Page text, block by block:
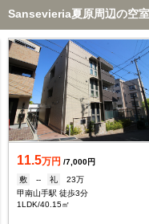
Sansevieria夏原周辺の空
11.5万円 /7,000円
敷
-- 礼
23万
甲南山手駅 徒歩3分
1LDK/40.15㎡